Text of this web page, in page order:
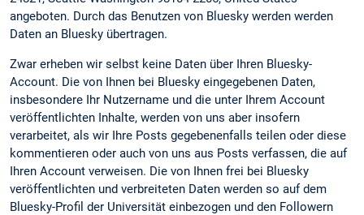
angeboten. Durch das Benutzen von Bluesky werden werden
Daten an Bluesky übertragen.
Zwar erheben wir selbst keine Daten über Ihren Bluesky-
Account. Die von Ihnen bei Bluesky eingegebenen Daten,
insbesondere Ihr Nutzername und die unter Ihrem Account
veröffentlichten Inhalte, werden von uns aber insofern
verarbeitet, als wir Ihre Posts gegebenenfalls teilen oder diese
kommentieren oder auch von uns aus Posts verfassen, die auf
Ihren Account verweisen. Die von Ihnen frei bei Bluesky
veröffentlichten und verbreiteten Daten werden so auf dem
Bluesky-Profil der Universität einbezogen und den Followern